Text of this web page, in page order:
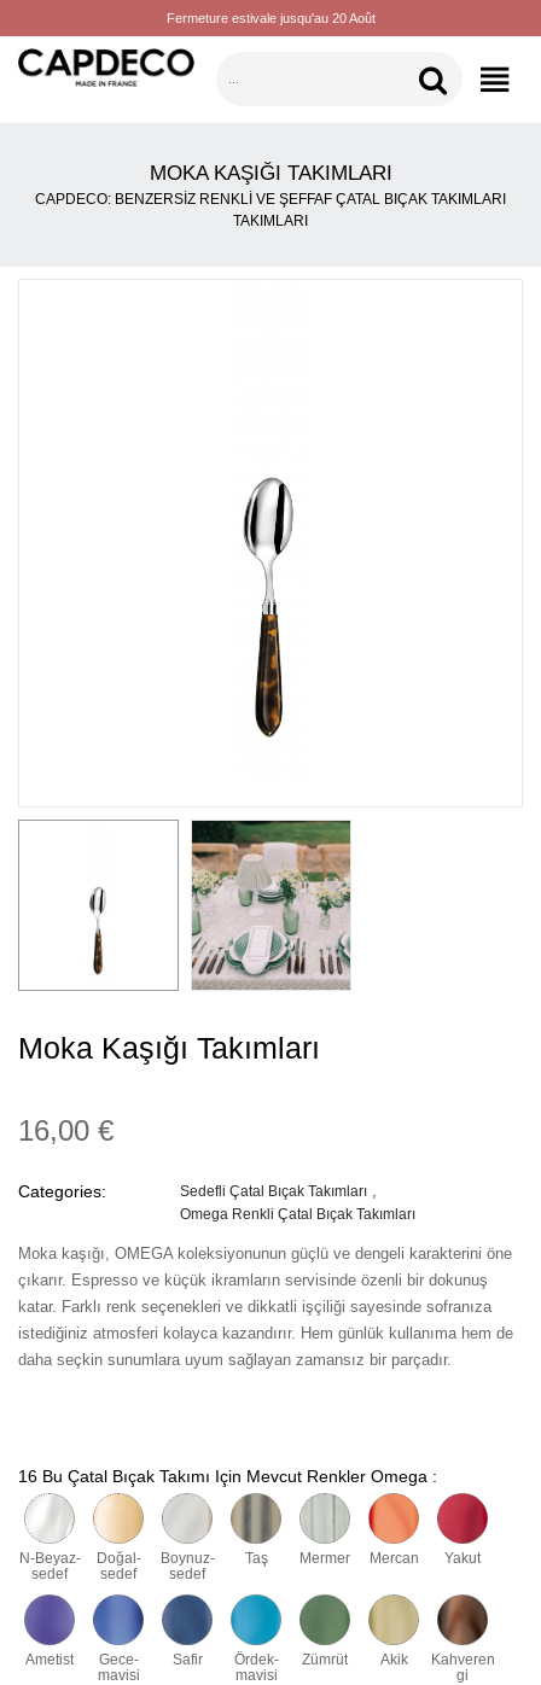
Fermeture estivale jusqu'au 20 Août
KATEGORILER
MOKA KAŞIĞI TAKIMLARI
CAPDECO: BENZERSIZ RENKLI VE ŞEFFAF ÇATAL BIÇAK TAKIMLARI
TAKIMLARI
Moka Kaşığı Takımları
16,00 €
Categories:
Sedefli Çatal Bıçak Takımları
Omega Renkli Çatal Bıçak Takımları
Moka kaşığı, OMEGA koleksiyonunun güçlü ve dengeli karakterini öne
çıkarır. Espresso ve küçük ikramların servisinde özenli bir dokunuş
katar. Farklı renk seçenekleri ve dikkatli işçiliği sayesinde sofranıza
istediğiniz atmosferi kolayca kazandırır. Hem günlük kullanıma hem de
daha seçkin sunumlara uyum sağlayan zamansız bir parçadır.
16 Bu Çatal Bıçak Takımı Için Mevcut Renkler Omega :
N-Beyaz-
sedef
Doğal-
sedef
Boynuz-
sedef
Taş Mermer Mercan Yakut
Ametist
Gece-
mavisi
Safir
Ördek-
mavisi
Zümrüt Akik
Kahveren
gi